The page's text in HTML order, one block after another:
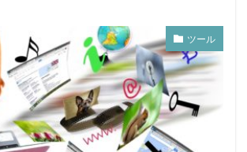
ツール